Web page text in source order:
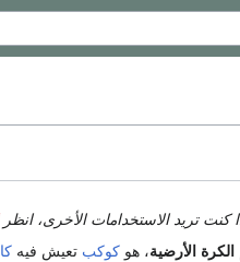
الكرة الأرضية، هو كوكب تعيش فيه